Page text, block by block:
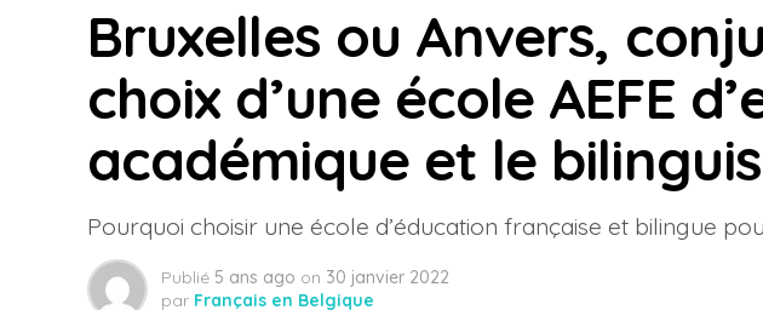
Bruxelles ou Anvers,
choix d’une école AEFE
académique et le
Pourquoi choisir une école d’éducation française et bilingue
Publié 5 ans ago on 30 janvier 2022
par Français en Belgique